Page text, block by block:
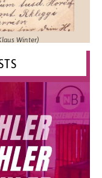
Winter)